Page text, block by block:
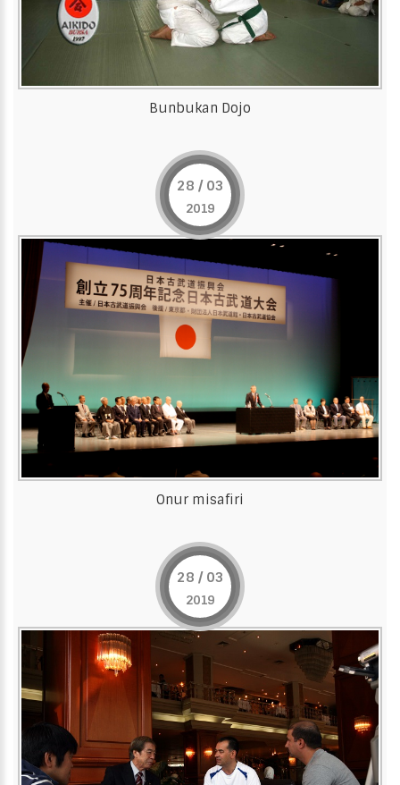
Bunbukan Dojo
28 / 03
2019
Onur misafiri
28 / 03
2019